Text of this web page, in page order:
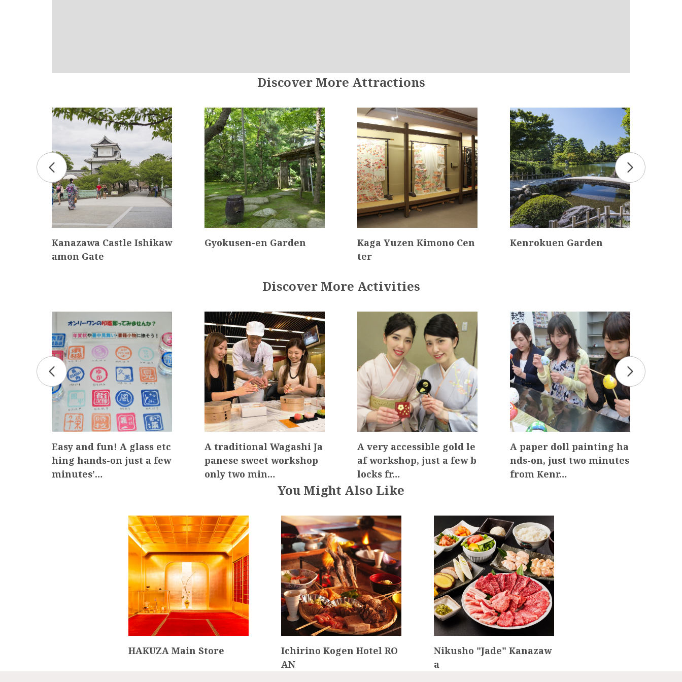
One or more required fields are incomplete.
The travel operator will contact you in due course. Thank you in advance for your patience.
*Your booking is not yet confirmed.
Discover More Attractions
Kanazawa Castle Ishikaw
amon Gate
Gyokusen-en Garden
Kaga Yuzen Kimono Cen
ter
Kenrokuen Garden
Discover More Activities
Easy and fun! A glass etc
hing hands-on just a few
minutes’…
A traditional Wagashi Ja
panese sweet workshop
only two min…
A very accessible gold le
af workshop, just a few b
locks fr…
A paper doll painting ha
nds-on, just two minutes
from Kenr…
You Might Also Like
HAKUZA Main Store
Ichirino Kogen Hotel RO
AN
Nikusho "Jade" Kanazaw
a